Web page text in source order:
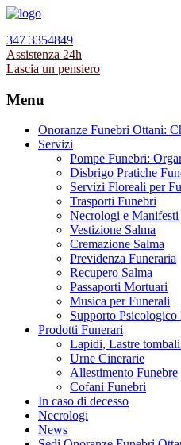
347 3354849
Assistenza 24h
Lascia un pensiero
Menu
Onoranze Funebri Ottani:
Servizi
Pompe Funebri:
Disbrigo Pratiche
Servizi Floreali per
Trasporti Funebri
Necrologi e
Vestizione Salma
Cremazione Salma
Previdenza Funeraria
Recupero Salma
Passaporti Mortuari
Musica per Funerali
Supporto
Prodotti Funerari
Lapidi, Lastre
Urne Cinerarie
Allestimento Funebre
Cofani Funebri
In caso di decesso
Necrologi
News